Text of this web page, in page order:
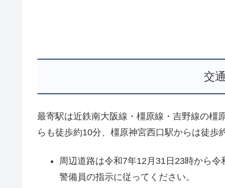
交
最寄駅は近鉄南大阪線・橿原線・吉野線の橿
らも徒歩約10分、橿原神宮西口駅からは徒歩
周辺道路は令和7年12月31日23時から
警備員の指示に従ってください。